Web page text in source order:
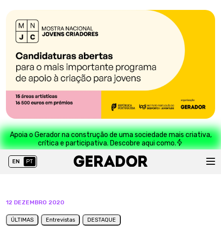
Apoia o Gerador na construção de uma sociedade mais criativa,
crítica e participativa. Descobre aqui como.
EN PT
12 DEZEMBRO 2020
ÚLTIMAS Entrevistas DESTAQUE